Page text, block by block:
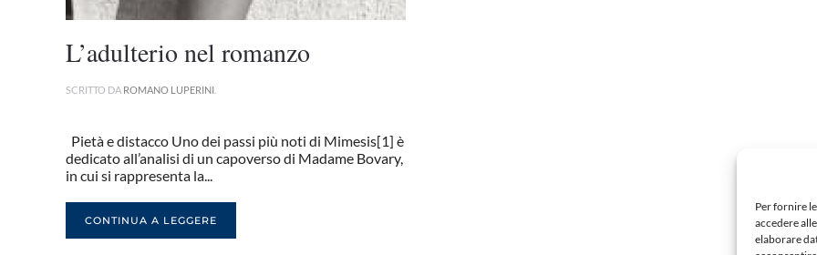
Per fornire
accedere
elaborare
L’adulterio nel romanzo
SCRITTO DA ROMANO LUPERINI
Pietà e distacco Uno dei passi più noti di Mimesis[1] è
dedicato all’analisi di un capoverso di Madame Bovary,
in cui si rappresenta la...
CONTINUA A LEGGERE